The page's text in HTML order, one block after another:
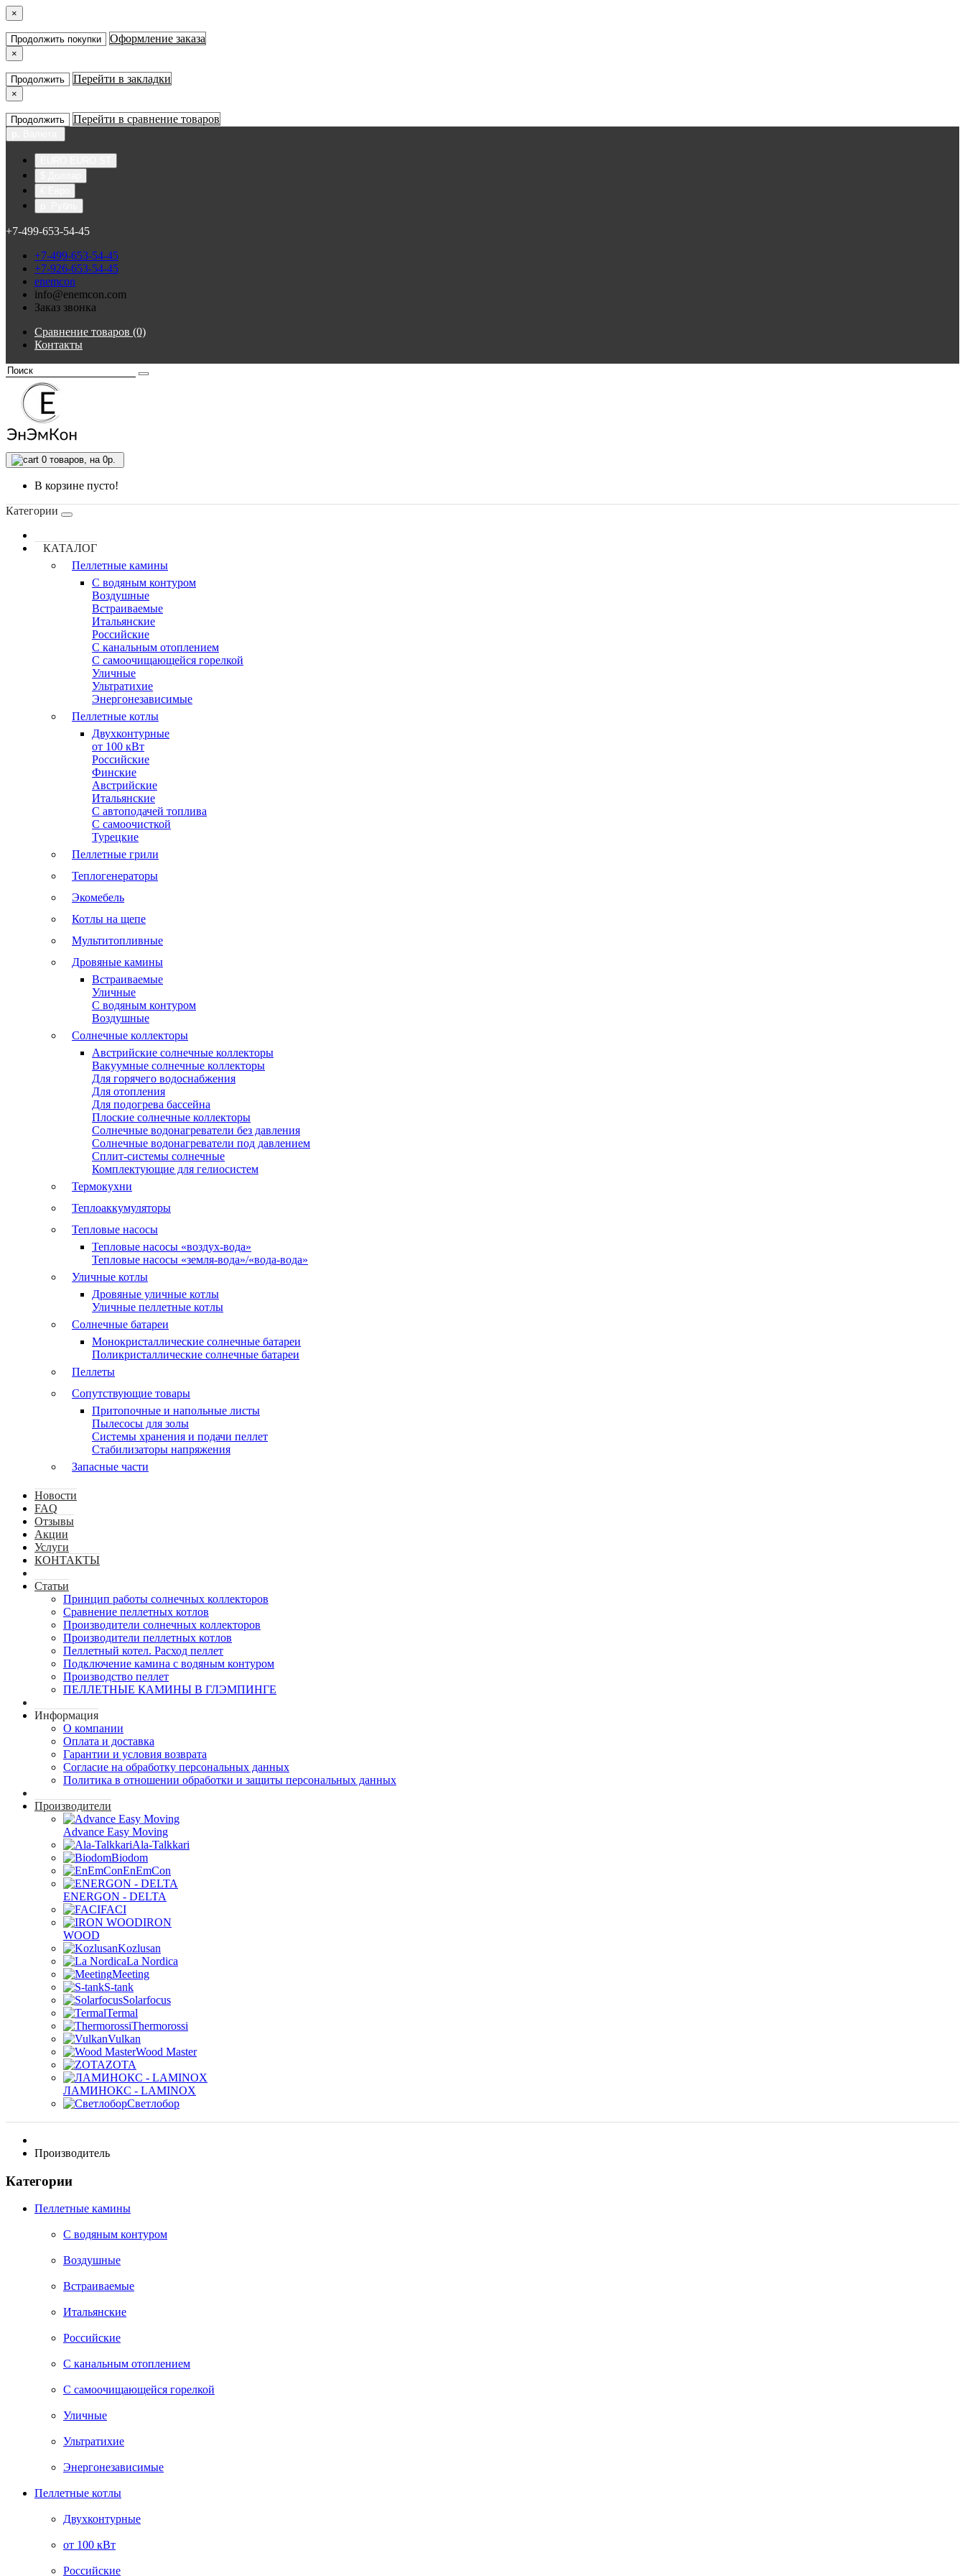
×
Продолжить покупки Оформление заказа
×
Продолжить Перейти в закладки
×
Продолжить Перейти в сравнение товаров
+7-499-653-54-45
+7-499-653-54-45
+7-926-653-54-45
enemcon
info@enemcon.com
Заказ звонка
Сравнение товаров (0)
Контакты
0 товаров, на 0р.
В корзине пусто!
Категории
КАТАЛОГ
Пеллетные камины
C водяным контуром
Воздушные
Встраиваемые
Итальянские
Российские
С канальным отоплением
С самоочищающейся горелкой
Уличные
Ультратихие
Энергонезависимые
Пеллетные котлы
Двухконтурные
от 100 кВт
Российские
Финские
Австрийские
Итальянские
С автоподачей топлива
С самоочисткой
Турецкие
Пеллетные грили
Теплогенераторы
Экомебель
Котлы на щепе
Мультитопливные
Дровяные камины
Встраиваемые
Уличные
С водяным контуром
Воздушные
Солнечные коллекторы
Австрийские солнечные коллекторы
Вакуумные солнечные коллекторы
Для горячего водоснабжения
Для отопления
Для подогрева бассейна
Плоские солнечные коллекторы
Солнечные водонагреватели без давления
Солнечные водонагреватели под давлением
Сплит-системы солнечные
Комплектующие для гелиосистем
Термокухни
Теплоаккумуляторы
Тепловые насосы
Тепловые насосы «воздух-вода»
Тепловые насосы «земля-вода»/«вода-вода»
Уличные котлы
Дровяные уличные котлы
Уличные пеллетные котлы
Солнечные батареи
Монокристаллические солнечные батареи
Поликристаллические солнечные батареи
Пеллеты
Сопутствующие товары
Притопочные и напольные листы
Пылесосы для золы
Системы хранения и подачи пеллет
Стабилизаторы напряжения
Запасные части
Новости
FAQ
Отзывы
Акции
Услуги
КОНТАКТЫ
Статьи
Принцип работы солнечных коллекторов
Сравнение пеллетных котлов
Производители солнечных коллекторов
Производители пеллетных котлов
Пеллетный котел. Расход пеллет
Подключение камина с водяным контуром
Производство пеллет
ПЕЛЛЕТНЫЕ КАМИНЫ В ГЛЭМПИНГЕ
Информация
О компании
Оплата и доставка
Гарантии и условия возврата
Согласие на обработку персональных данных
Политика в отношении обработки и защиты персональных данных
Производители
Advance Easy Moving
Ala-Talkkari
Biodom
EnEmCon
ENERGON - DELTA
FACI
IRON
WOOD
Kozlusan
La Nordica
Meeting
S-tank
Solarfocus
Termal
Thermorossi
Vulkan
Wood Master
ZOTA
ЛАМИНОКС - LAMINOX
Светлобор
Производитель
Категории
Пеллетные камины
C водяным контуром
Воздушные
Встраиваемые
Итальянские
Российские
С канальным отоплением
С самоочищающейся горелкой
Уличные
Ультратихие
Энергонезависимые
Пеллетные котлы
Двухконтурные
от 100 кВт
Российские